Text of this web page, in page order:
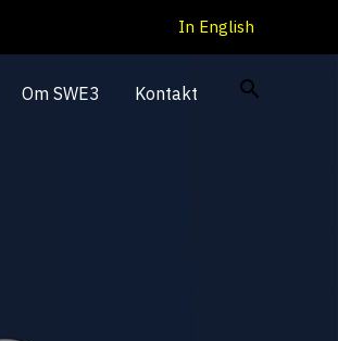
In English
Om SWE3 Kontakt